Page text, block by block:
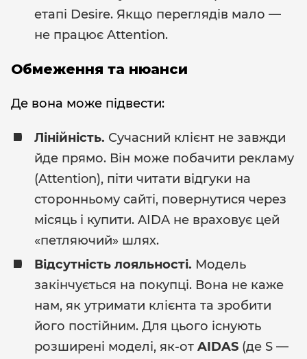
етапі Desire. Якщо переглядів мало —
не працює Attention.
Обмеження та нюанси
Де вона може підвести:
Лінійність. Сучасний клієнт не завжди
йде прямо. Він може побачити рекламу
(Attention), піти читати відгуки на
сторонньому сайті, повернутися через
місяць і купити. AIDA не враховує цей
«петляючий» шлях.
Відсутність лояльності. Модель
закінчується на покупці. Вона не каже
нам, як утримати клієнта та зробити
його постійним. Для цього існують
розширені моделі, як-от AIDAS (де S —